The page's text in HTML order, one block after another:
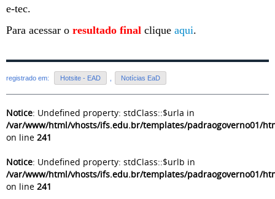
e-tec.
Para acessar o resultado final clique aqui.
registrado em: Hotsite - EAD Notícias EaD
Notice: Undefined property: stdClass::$urla in
/var/www/html/vhosts/ifs.edu.br/templates/padraogoverno01/
on line 241
Notice: Undefined property: stdClass::$urlb in
/var/www/html/vhosts/ifs.edu.br/templates/padraogoverno01/
on line 241